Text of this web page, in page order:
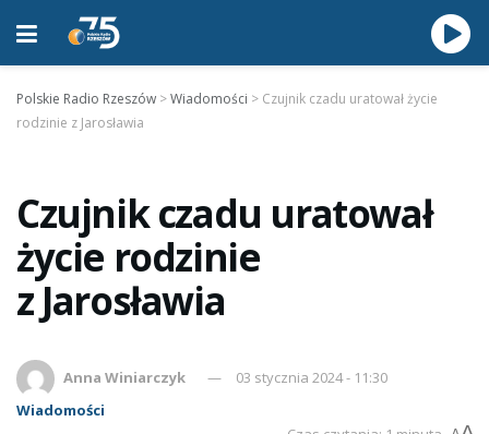
Polskie Radio Rzeszów >Wiadomości > Czujnik czadu uratował życie
rodzinie z Jarosławia
Czujnik czadu uratował
życie rodzinie
z Jarosławia
Anna Winiarczyk
03 stycznia 2024 - 11:30
Wiadomości